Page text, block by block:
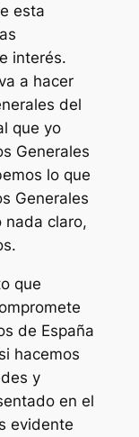
esta
interés.
a hacer
del
que yo
Generales
lo que
Generales
nada claro,
que
de España
hacemos
y
en el
evidente